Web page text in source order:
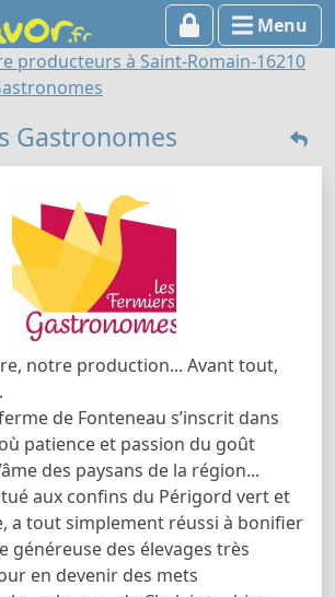
Menu
producteurs à Saint-Romain-16210
Gastronomes
notre production... Avant tout,
de Fonteneau s’inscrit dans
patience et passion du goût
des paysans de la région...
aux confins du Périgord vert et
a tout simplement réussi à bonifier
généreuse des élevages très
en devenir des mets